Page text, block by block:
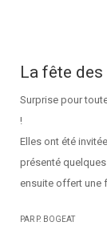
La fête des
Surprise pour
!
Elles ont été
présenté
ensuite offert une
PAR P. BOGEAT